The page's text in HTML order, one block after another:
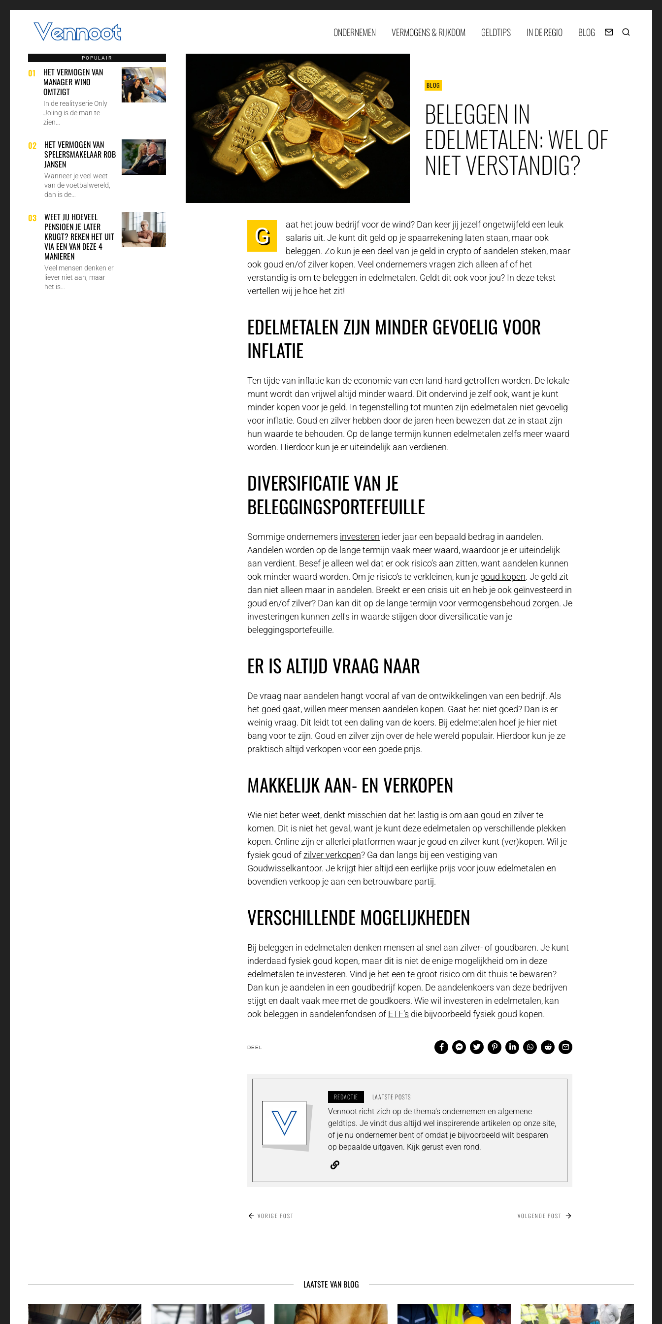
ONDERNEMEN VERMOGENS & RIJKDOM GELDTIPS IN DE REGIO BLOG
BLOG
BELEGGEN IN
EDELMETALEN: WEL OF
NIET VERSTANDIG?
G
aat het jouw bedrijf voor de wind? Dan keer jij jezelf ongetwijfeld een leuk
salaris uit. Je kunt dit geld op je spaarrekening laten staan, maar ook
beleggen. Zo kun je een deel van je geld in crypto of aandelen steken, maar
ook goud en/of zilver kopen. Veel ondernemers vragen zich alleen af of het
verstandig is om te beleggen in edelmetalen. Geldt dit ook voor jou? In deze tekst
vertellen wij je hoe het zit!
EDELMETALEN ZIJN MINDER GEVOELIG VOOR
INFLATIE
Ten tijde van inflatie kan de economie van een land hard getroffen worden. De lokale
munt wordt dan vrijwel altijd minder waard. Dit ondervind je zelf ook, want je kunt
minder kopen voor je geld. In tegenstelling tot munten zijn edelmetalen niet gevoelig
voor inflatie. Goud en zilver hebben door de jaren heen bewezen dat ze in staat zijn
hun waarde te behouden. Op de lange termijn kunnen edelmetalen zelfs meer waard
worden. Hierdoor kun je er uiteindelijk aan verdienen.
DIVERSIFICATIE VAN JE
BELEGGINGSPORTEFEUILLE
Sommige ondernemers investeren ieder jaar een bepaald bedrag in aandelen.
Aandelen worden op de lange termijn vaak meer waard, waardoor je er uiteindelijk
aan verdient. Besef je alleen wel dat er ook risico’s aan zitten, want aandelen kunnen
ook minder waard worden. Om je risico’s te verkleinen, kun je goud kopen. Je geld zit
dan niet alleen maar in aandelen. Breekt er een crisis uit en heb je ook geïnvesteerd in
goud en/of zilver? Dan kan dit op de lange termijn voor vermogensbehoud zorgen. Je
investeringen kunnen zelfs in waarde stijgen door diversificatie van je
beleggingsportefeuille.
ER IS ALTIJD VRAAG NAAR
De vraag naar aandelen hangt vooral af van de ontwikkelingen van een bedrijf. Als
het goed gaat, willen meer mensen aandelen kopen. Gaat het niet goed? Dan is er
weinig vraag. Dit leidt tot een daling van de koers. Bij edelmetalen hoef je hier niet
bang voor te zijn. Goud en zilver zijn over de hele wereld populair. Hierdoor kun je ze
praktisch altijd verkopen voor een goede prijs.
MAKKELIJK AAN- EN VERKOPEN
Wie niet beter weet, denkt misschien dat het lastig is om aan goud en zilver te
komen. Dit is niet het geval, want je kunt deze edelmetalen op verschillende plekken
kopen. Online zijn er allerlei platformen waar je goud en zilver kunt (ver)kopen. Wil je
fysiek goud ofzilver verkopen? Ga dan langs bij een vestiging van
Goudwisselkantoor. Je krijgt hier altijd een eerlijke prijs voor jouw edelmetalen en
bovendien verkoop je aan een betrouwbare partij.
VERSCHILLENDE MOGELIJKHEDEN
Bij beleggen in edelmetalen denken mensen al snel aan zilver- of goudbaren. Je kunt
inderdaad fysiek goud kopen, maar dit is niet de enige mogelijkheid om in deze
edelmetalen te investeren. Vind je het een te groot risico om dit thuis te bewaren?
Dan kun je aandelen in een goudbedrijf kopen. De aandelenkoers van deze bedrijven
stijgt en daalt vaak mee met de goudkoers. Wie wil investeren in edelmetalen, kan
ook beleggen in aandelenfondsen of ETF’s die bijvoorbeeld fysiek goud kopen.
DEEL
REDACTIE LAATSTE POSTS
Vennoot richt zich op de thema's ondernemen en algemene
geldtips. Je vindt dus altijd wel inspirerende artikelen op onze site,
of je nu ondernemer bent of omdat je bijvoorbeeld wilt besparen
op bepaalde uitgaven. Kijk gerust even rond.
BERICHT
VORIGE POST VOLGENDE POST
POPULAIR
01
HET VERMOGEN VAN
MANAGER WINO
OMTZIGT
In de realityserie Only
Joling is de man te
zien…
02
HET VERMOGEN VAN
SPELERSMAKELAAR ROB
JANSEN
Wanneer je veel weet
van de voetbalwereld,
dan is de…
03
WEET JIJ HOEVEEL
PENSIOEN JE LATER
KRIJGT? REKEN HET UIT
VIA EEN VAN DEZE 4
MANIEREN
Veel mensen denken er
liever niet aan, maar
het is…
LAATSTE VAN BLOG